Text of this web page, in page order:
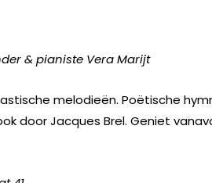
& pianiste Vera Marijt
melodieën. Poëtische
door Jacques Brel. Geniet